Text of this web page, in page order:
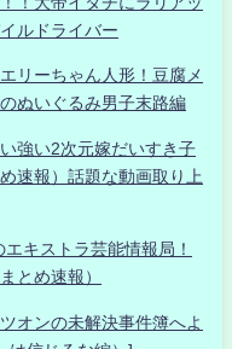
ルドライバー
リーちゃん人形！豆腐メ
ぬいぐるみ男子末路編
強い2次元嫁だいすき子
速報）話題な動画取り上
キストラ芸能情報局！
とめ速報）
オンの未解決事件簿へよ